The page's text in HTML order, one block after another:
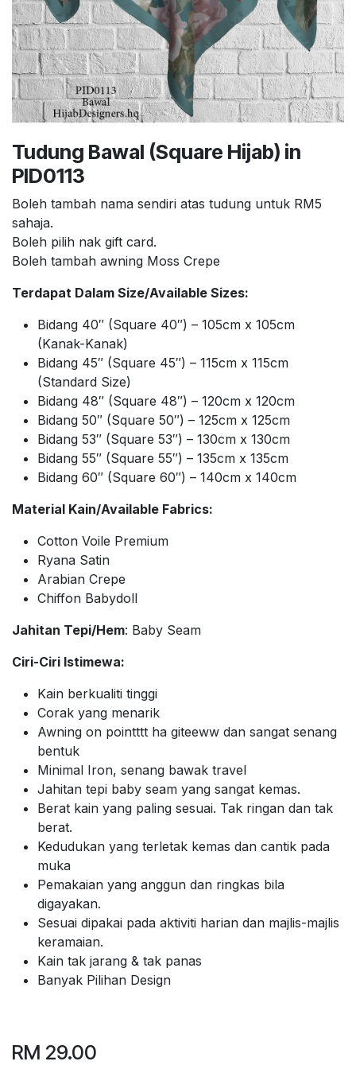
Tudung Bawal (Square Hijab) in
PID0113
Boleh tambah nama sendiri atas tudung untuk RM5
sahaja.
Boleh pilih nak gift card.
Boleh tambah awning Moss Crepe
Terdapat Dalam Size/Available Sizes:
Bidang 40″ (Square 40″) – 105cm x 105cm
(Kanak-Kanak)
Bidang 45″ (Square 45″) – 115cm x 115cm
(Standard Size)
Bidang 48″ (Square 48″) – 120cm x 120cm
Bidang 50″ (Square 50″) – 125cm x 125cm
Bidang 53″ (Square 53″) – 130cm x 130cm
Bidang 55″ (Square 55″) – 135cm x 135cm
Bidang 60″ (Square 60″) – 140cm x 140cm
Material Kain/Available Fabrics:
Cotton Voile Premium
Ryana Satin
Arabian Crepe
Chiffon Babydoll
Jahitan Tepi/Hem: Baby Seam
Ciri-Ciri Istimewa:
Kain berkualiti tinggi
Corak yang menarik
Awning on pointttt ha giteeww dan sangat senang
bentuk
Minimal Iron, senang bawak travel
Jahitan tepi baby seam yang sangat kemas.
Berat kain yang paling sesuai. Tak ringan dan tak
berat.
Kedudukan yang terletak kemas dan cantik pada
muka
Pemakaian yang anggun dan ringkas bila
digayakan.
Sesuai dipakai pada aktiviti harian dan majlis-majlis
keramaian.
Kain tak jarang & tak panas
Banyak Pilihan Design
RM 29.00